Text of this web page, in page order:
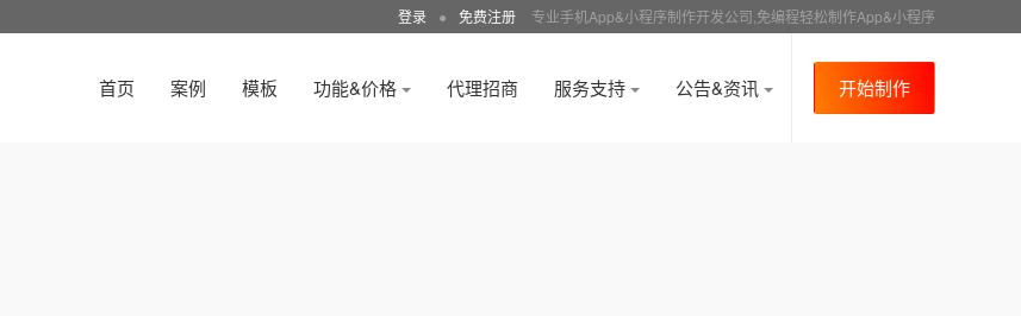
登录 ● 免费注册 专业手机App&小程序制作开发公司,免编程轻松制作App&小程序
首页 案例 模板 功能&价格 代理招商 服务支持 公告&资讯 开始制作